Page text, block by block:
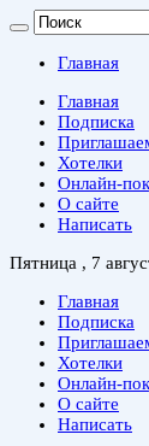
Главная
Главная
Подписка
Хотелки
Онлайн-
О сайте
Написать
Пятница , 7
Главная
Подписка
Хотелки
Онлайн-
О сайте
Написать